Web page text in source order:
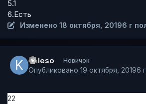
5.1
6.Есть
Изменено18 октября, 20196 г
Koleso Новичок
Опубликовано 19 октября, 20196 г
22